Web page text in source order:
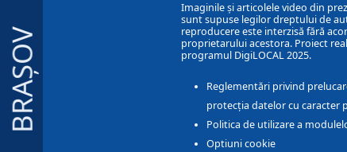
BRAȘOV
Imaginile și articolele video din
sunt supuse legilor dreptului de
reproducere este interzisă fără
proprietarului acestora. Proiect
programul DigiLOCAL 2025.
Reglementări privind
protecția datelor cu caracter
Politica de utilizare a
Optiuni cookie